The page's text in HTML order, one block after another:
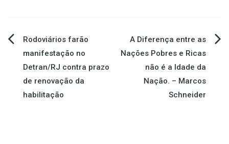
Navegação
de
Post
Rodoviários farão
manifestação no
Detran/RJ contra prazo
de renovação da
habilitação
A Diferença entre as
Nações Pobres e Ricas
não é a Idade da
Nação. – Marcos
Schneider